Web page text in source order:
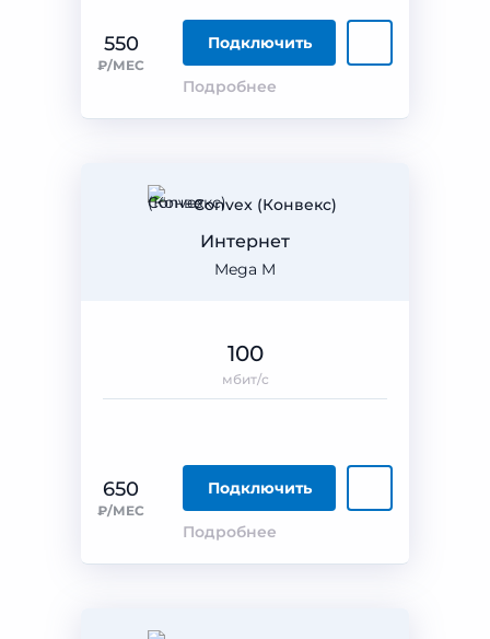
550
₽/МЕС
Подключить
Подробнее
Convex (Конвекс)
Mega M
Интернет
650
₽/МЕС
Подключить
Подробнее
100
мбит/с